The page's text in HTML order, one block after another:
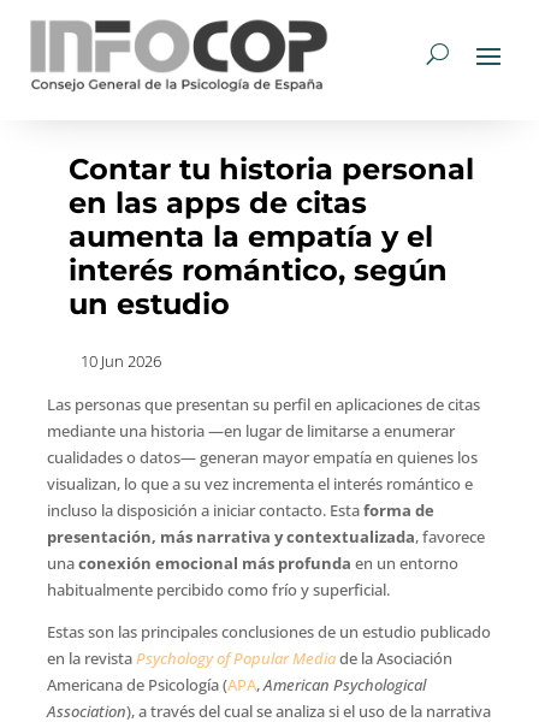
Contar tu historia personal
en las apps de citas
aumenta la empatía y el
interés romántico, según
un estudio
10 Jun 2026
Las personas que presentan su perfil en aplicaciones de citas
mediante una historia —en lugar de limitarse a enumerar
cualidades o datos— generan mayor empatía en quienes los
visualizan, lo que a su vez incrementa el interés romántico e
incluso la disposición a iniciar contacto. Estaforma de
presentación, más narrativa y contextualizada, favorece
unaconexión emocional más profunda en un entorno
habitualmente percibido como frío y superficial.
Estas son las principales conclusiones de un estudio publicado
en la revistaPsychology of Popular Mediade la Asociación
Americana de Psicología (APA,American Psychological
Association), a través del cual se analiza si el uso de la narrativa